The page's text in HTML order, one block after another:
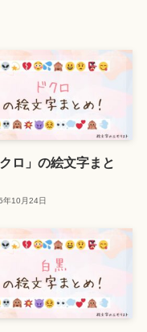
クロ」の絵文字まと
年10月24日